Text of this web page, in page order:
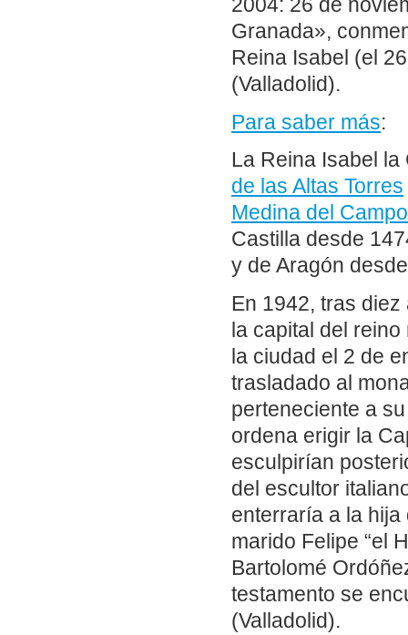
2004: 26 de
Granada»,
Reina Isabel (el
(Valladolid).
Para saber más:
La Reina Isabel
de las Altas Torres
Medina del Campo
Castilla desde
y de Aragón
En 1942, tras
la capital del
la ciudad el 2 de
trasladado al
perteneciente a
ordena erigir la
esculpirían
del escultor
enterraría a la
marido Felipe “el
Bartolomé
testamento se
(Valladolid).